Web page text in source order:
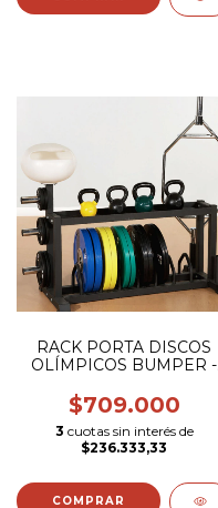
RACK PORTA DISCOS
OLÍMPICOS BUMPER -
MANCUERNAS - BARRAS
$709.000
3 cuotas sin interés de
$236.333,33